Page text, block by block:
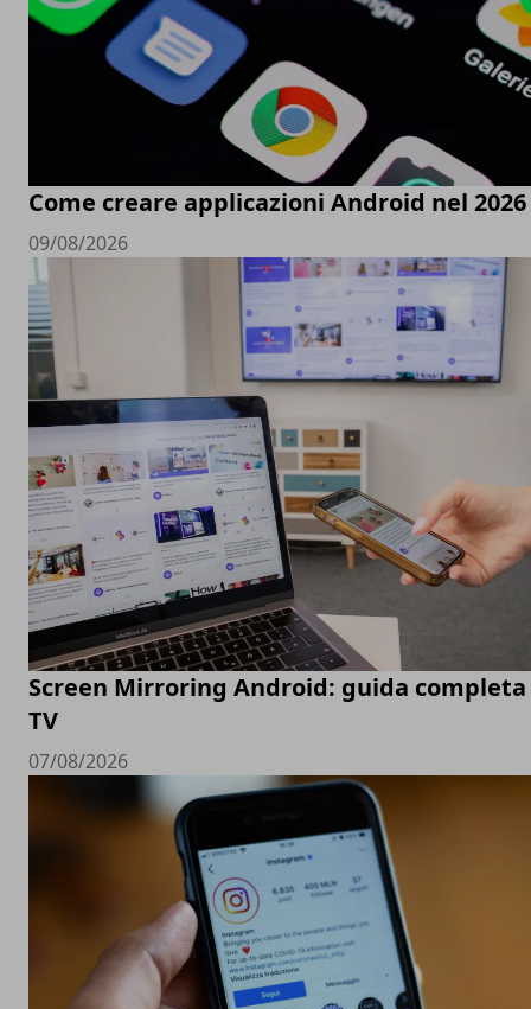
Come creare applicazioni Android nel 2026
09/08/2026
Screen Mirroring Android: guida
TV
07/08/2026